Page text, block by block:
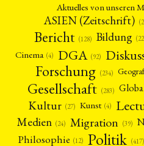
Aktuelles von unseren
ASIEN (Zeitschrift)
Bericht (128) Bildung
Cinema (4) DGA (92)
Forschung (234)
Gesellschaft (283)
Kultur (27) Kunst (4)
Medien (24) Migration (39)
Philosophie (12) Politik (417)